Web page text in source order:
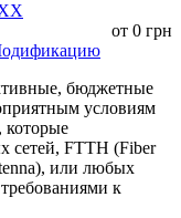
от 0 грн
бюджетные
условиям
сетей, FTTH (Fiber
или любых
к